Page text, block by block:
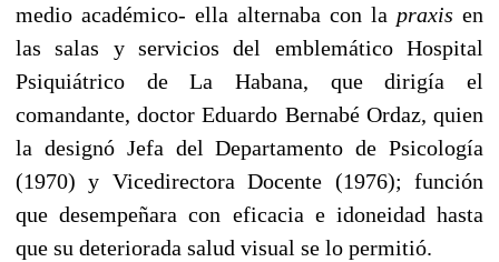
medio académico- ella alternaba con la praxis en
las salas y servicios del emblemático Hospital
Psiquiátrico de La Habana, que dirigía el
comandante, doctor Eduardo Bernabé Ordaz, quien
la designó Jefa del Departamento de Psicología
(1970) y Vicedirectora Docente (1976); función
que desempeñara con eficacia e idoneidad hasta
que su deteriorada salud visual se lo permitió.